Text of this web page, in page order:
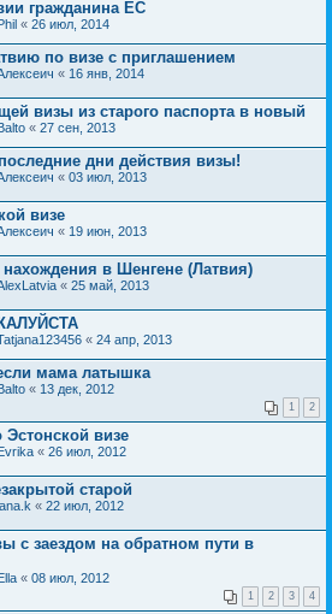
гражданина ЕС
Phil « 26 июл, 2014
по визе с приглашением
« 16 янв, 2014
визы из старого паспорта в новый
Balto « 27 сен, 2013
дни действия визы!
« 03 июл, 2013
визе
« 19 июн, 2013
в Шенгене (Латвия)
« 25 май, 2013
« 24 апр, 2013
мама латышка
Balto « 13 дек, 2012
1 2
визе
Evrika « 26 июл, 2012
старой
lana.k « 22 июл, 2012
с заездом на обратном пути в
Ella « 08 июл, 2012
1 2 3 4